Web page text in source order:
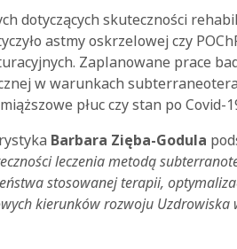
dotyczących skuteczności
astmy oskrzelowej czy
Zaplanowane prace
w warunkach
płuc czy stan po Covid-
Barbara Zięba-Godula
leczenia metodą
stosowanej terapii,
kierunków rozwoju Uzdrowiska